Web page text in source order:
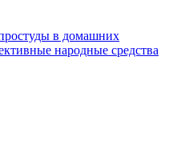
в домашних
народные средства